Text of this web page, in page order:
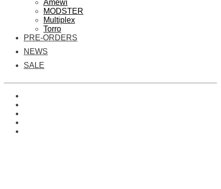
Amewi
MODSTER
Multiplex
Torro
PRE-ORDERS
NEWS
SALE